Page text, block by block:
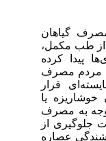
گیاهان
طب مکمل،
کرده
مصرف
قرار
یا
به مصرف
از
عصاره